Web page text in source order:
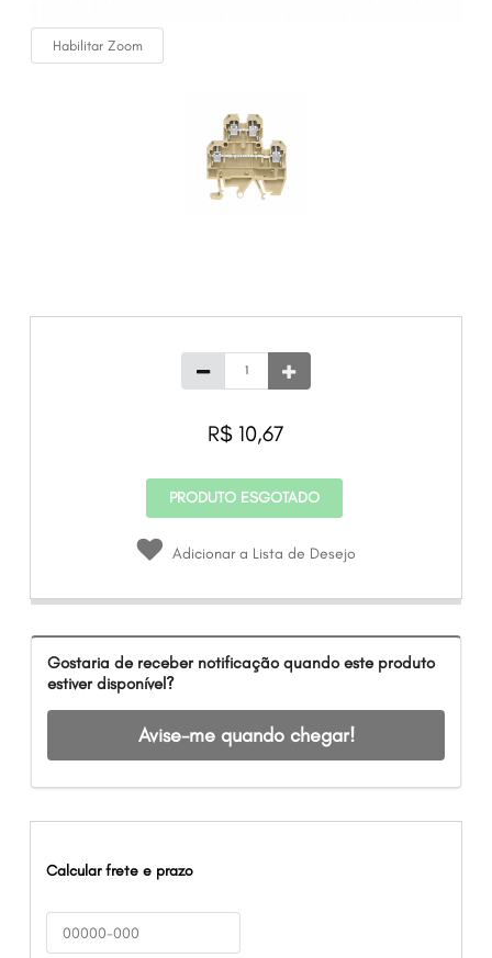
Habilitar Zoom
R$ 10,67
PRODUTO ESGOTADO
Adicionar a Lista de Desejo
Gostaria de receber notificação quando este produto
estiver disponível?
Avise-me quando chegar!
Calcular frete e prazo